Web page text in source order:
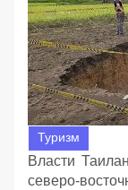
Туризм
Власти
северо-